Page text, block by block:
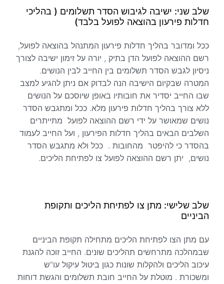
שלב שני: ישיבה לגיבוש הסדר תשלומים ( בהליכי
חדלות פירעון בהוצאה לפועל בלבד)
ככל ומדובר בהליך חדלות פירעון המתנהל בהוצאה לפועל,
רשם ההוצאה לפועל הדן בתיק , יורה על זימון ישיבה לצורך
ניסיון לגבש הסדר תשלומים בין החייב לבין הנושים.
המטרה שבקיום הישיבה הנה לבדוק אם ניתן להגיע למצב
שבו החייב יסדיר את חובותיו באופן שיוסכם על הנושים
ללא צורך בהליך חדלות פירעון מלא. ככל ומתגבש הסדר
נושים שמאושר על ידי רשם ההוצאה לפועל מתייתרים
השלבים הבאים בהליך חדלות הפירעון , ועל החייב לעמוד
בהסדר כי להיפטר מהחובות . ככל ולא מתגבש הסדר
נושים, יתן רשם ההוצאה לפועל צו לפתיחת הליכים.
שלב שלישי: מתן צו לפתיחת הליכים ותקופת
הביניים
עם מתן הצו לפתיחת הליכים מתחילה תקופת הביניים
שבמהלכה מתרחשים תהליכים שונים. החייב זוכה להגנת
עיכוב הליכים ולהקלות שונות כגון ביטול עיקול עו"ש
ומשכורת . מוטלת על החייב חובת תשלומים והגשת דוחות